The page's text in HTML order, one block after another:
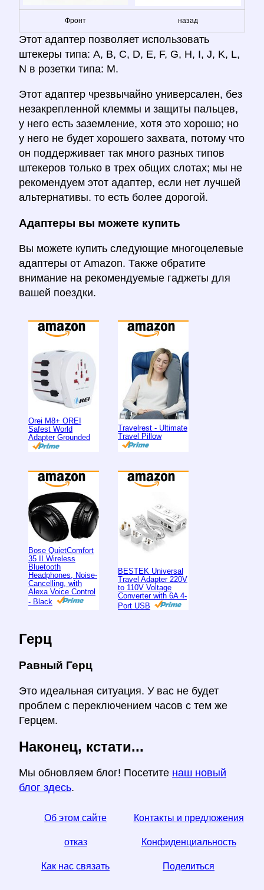
Фронт назад
Этот адаптер позволяет использовать
штекеры типа: A, B, C, D, E, F, G, H, I, J, K, L,
N в розетки типа: M.
Этот адаптер чрезвычайно универсален, без
незакрепленной клеммы и защиты пальцев,
у него есть заземление, хотя это хорошо; но
у него не будет хорошего захвата, потому что
он поддерживает так много разных типов
штекеров только в трех общих слотах; мы не
рекомендуем этот адаптер, если нет лучшей
альтернативы. то есть более дорогой.
Адаптеры вы можете купить
Вы можете купить следующие многоцелевые
адаптеры от Amazon. Также обратите
внимание на рекомендуемые гаджеты для
вашей поездки.
Orei M8+ OREI
Safest World
Adapter Grounded
Travelrest - Ultimate
Travel Pillow
Bose QuietComfort
35 II Wireless
Bluetooth
Headphones, Noise-
Cancelling, with
Alexa Voice Control
- Black
BESTEK Universal
Travel Adapter 220V
to 110V Voltage
Converter with 6A 4-
Port USB
Герц
Равный Герц
Это идеальная ситуация. У вас не будет
проблем с переключением часов с тем же
Герцем.
Наконец, кстати...
Мы обновляем блог! Посетите наш новый
блог здесь.
Об этом сайте Контакты и предложения
отказ Конфиденциальность
Как нас связать Поделиться